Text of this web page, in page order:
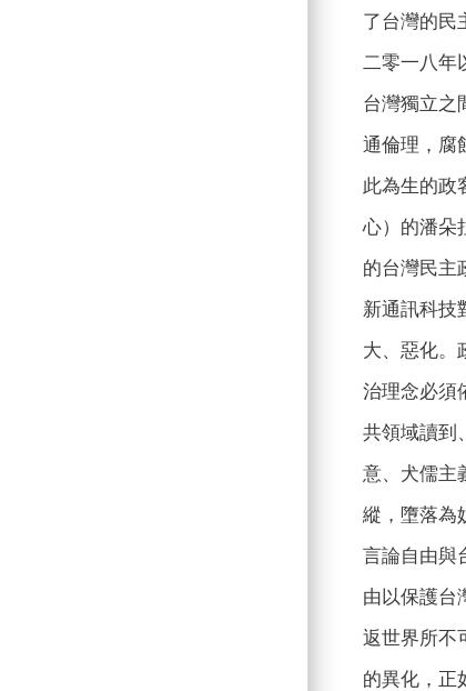
了台灣的民
二零一八年
台灣獨立之
通倫理，腐
此為生的政
心）的潘朵
的台灣民主
新通訊科技
大、惡化。
治理念必須
共領域讀到
意、犬儒主
縱，墮落為
言論自由與
由以保護台
返世界所不
的異化，正